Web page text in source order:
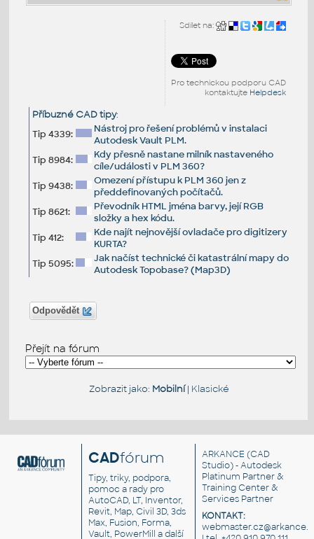
Sdílet na:
Pro technickou podporu CAD
kontaktujte Helpdesk
Příbuzné CAD tipy:
Tip 4339:
Nástroj pro řešení problémů v instalaci
Autodesk Vault PLM.
Tip 8984:
Kdy přesně nastane milník nastaveného
cíle/události v PLM 360?
Tip 9438:
Omezení přístupu k PLM 360 jen z
předdefinovaných počítačů.
Tip 8621:
Převodník HTML jména barvy, její RGB
složky a hex kódu.
Tip 412:
Kde najít nejnovější ovladače pro digitizery
KURTA?
Tip 5095:
Jak načíst technické či katastrální mapy do
Autodesk Topobase? (Map3D)
Odpovědět
Přejít na fórum
Zobrazit jako: Mobilní| Klasické
CADfórum
Tipy, triky, podpora,
pomoc a rady pro
AutoCAD, LT, Inventor,
Revit, Map, Civil 3D, 3ds
Max, Fusion, Forma,
Vault, PowerMill a další
ARKANCE (CAD
Studio) - Autodesk
Platinum Partner &
Training Center &
Services Partner
KONTAKT: